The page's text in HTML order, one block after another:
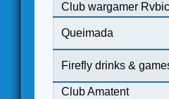
Club wargamer
Queimada
Firefly drinks &
Club Amatent